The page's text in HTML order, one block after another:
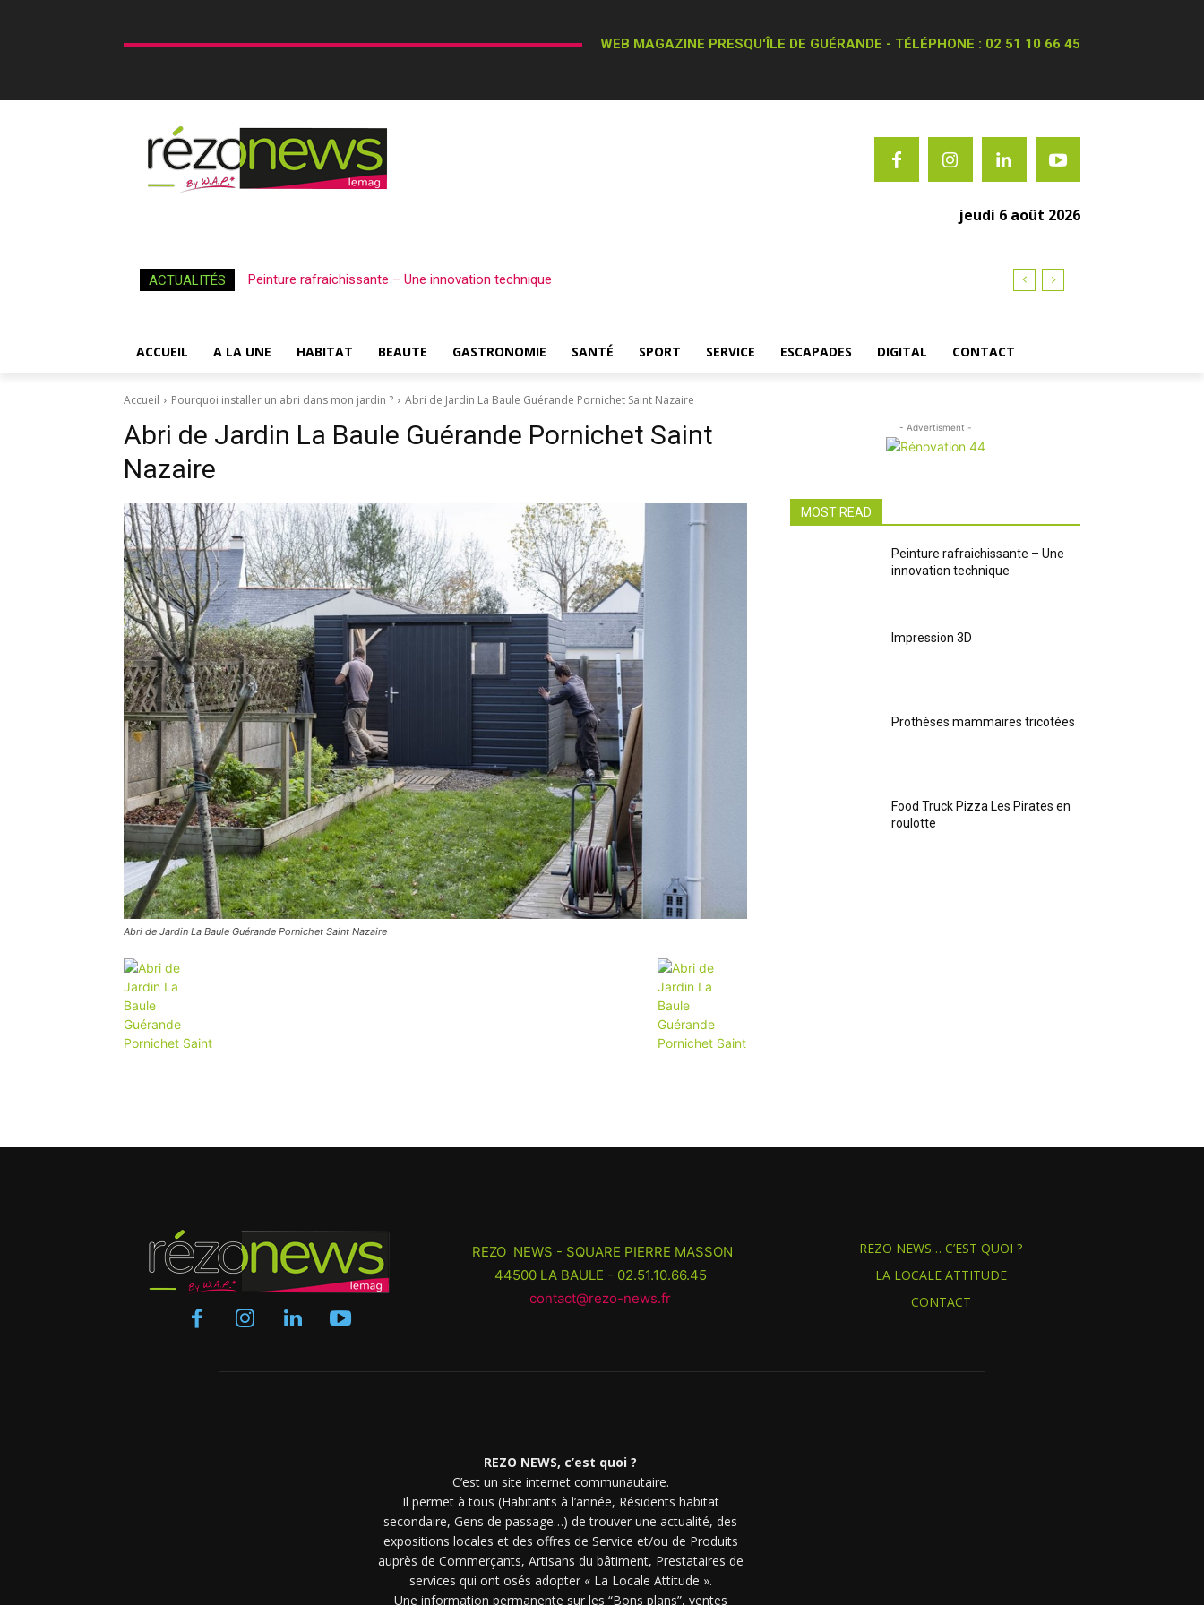
WEB MAGAZINE PRESQU'ÎLE DE GUÉRANDE - TÉLÉPHONE : 02 51 10 66 45
jeudi 6 août 2026
ACTUALITÉS Peinture rafraichissante – Une innovation technique
ACCUEIL A LA UNE HABITAT BEAUTE GASTRONOMIE SANTÉ SPORT SERVICE ESCAPADES DIGITAL CONTACT
Accueil Pourquoi installer un abri dans mon jardin ? Abri de Jardin La Baule Guérande Pornichet Saint Nazaire
Abri de Jardin La Baule Guérande Pornichet Saint
Nazaire
Abri de Jardin La Baule Guérande Pornichet Saint Nazaire
- Advertisment -
MOST READ
Peinture rafraichissante – Une
innovation technique
Impression 3D
Prothèses mammaires tricotées
Food Truck Pizza Les Pirates en
roulotte
REZO NEWS - SQUARE PIERRE MASSON
44500 LA BAULE - 02.51.10.66.45
contact@rezo-news.fr
REZO NEWS… C’EST QUOI ?
LA LOCALE ATTITUDE
CONTACT
REZO NEWS, c’est quoi ?
C’est un site internet communautaire.
Il permet à tous (Habitants à l’année, Résidents habitat
secondaire, Gens de passage…) de trouver une actualité, des
expositions locales et des offres de Service et/ou de Produits
auprès de Commerçants, Artisans du bâtiment, Prestataires de
services qui ont osés adopter « La Locale Attitude ».
Une information permanente sur les “Bons plans”, ventes